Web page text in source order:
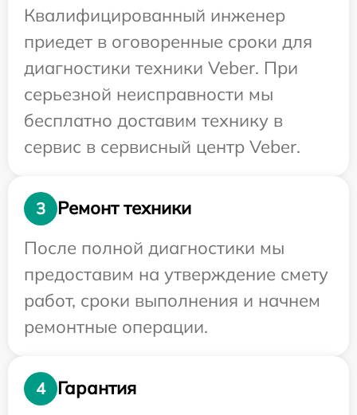
Квалифицированный инженер
приедет в оговоренные сроки для
диагностики техники Veber. При
серьезной неисправности мы
бесплатно доставим технику в
сервис в сервисный центр Veber.
3
Ремонт техники
После полной диагностики мы
предоставим на утверждение смету
работ, сроки выполнения и начнем
ремонтные операции.
4
Гарантия